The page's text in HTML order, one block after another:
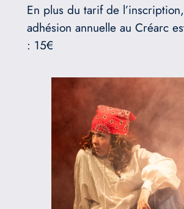
En plus du tarif de
adhésion annuelle au Créarc
: 15€